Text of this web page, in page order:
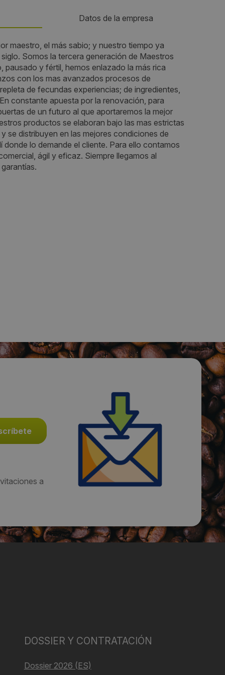
Datos de la empresa
maestro, el más sabio; y nuestro tiempo ya
Somos la tercera generación de Maestros
pausado y fértil, hemos enlazado la más rica
con los mas avanzados procesos de
de fecundas experiencias; de ingredientes,
constante apuesta por la renovación, para
de un futuro al que aportaremos la mejor
productos se elaboran bajo las mas estrictas
se distribuyen en las mejores condiciones de
lo demande el cliente. Para ello contamos
ágil y eficaz. Siempre llegamos al
Teléfono:
947298361
Email:
info@laflorburgalesa.es
Web:
https://laflorburgalesa.es/
a
DOSSIER Y CONTRATACIÓN
Dossier 2026 (ES)